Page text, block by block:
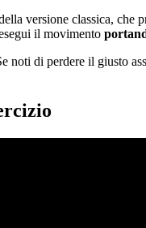
versione classica, che
il movimento
noti di perdere il giusto